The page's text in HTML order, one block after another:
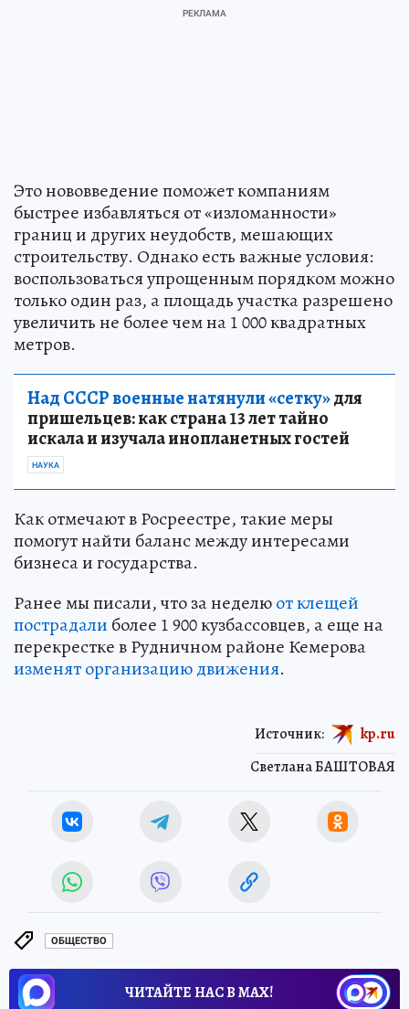
Это нововведение поможет компаниям
быстрее избавляться от «изломанности»
границ и других неудобств, мешающих
строительству. Однако есть важные условия:
воспользоваться упрощенным порядком можно
только один раз, а площадь участка разрешено
увеличить не более чем на 1 000 квадратных
метров.
Над СССР военные натянули «сетку»для
пришельцев: как страна 13 лет тайно
искала и изучала инопланетных гостей
НАУКА
Как отмечают в Росреестре, такие меры
помогут найти баланс между интересами
бизнеса и государства.
Ранее мы писали, что за неделюот клещей
пострадали более 1 900 кузбассовцев, а еще на
перекрестке в Рудничном районе Кемерова
изменят организацию движения.
Светлана БАШТОВАЯ
Источник: kp.ru
ОБЩЕСТВО
ЧИТАЙТЕ НАС В МАХ!